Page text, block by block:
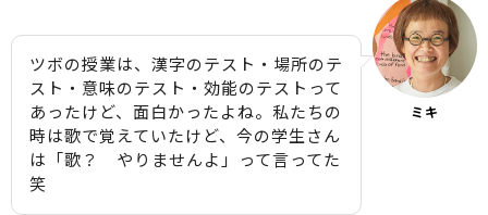
ツボの授業は、漢字のテスト・場所のテ
スト・意味のテスト・効能のテストって
あったけど、面白かったよね。私たちの
時は歌で覚えていたけど、今の学生さん
は「歌？ やりませんよ」って言ってた
笑
ミキ